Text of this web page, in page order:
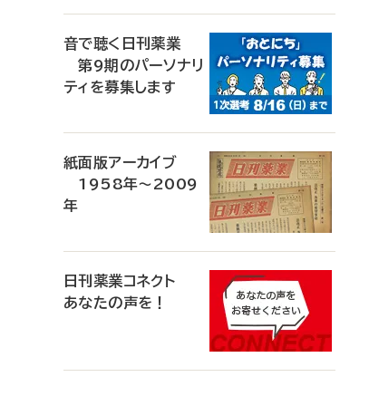
音で聴く日刊薬業
第9期のパーソナリ
ティを募集します
紙面版アーカイブ
1958年～2009
年
日刊薬業コネクト
あなたの声を！